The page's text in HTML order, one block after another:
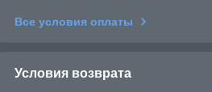
Все условия оплаты
Условия возврата